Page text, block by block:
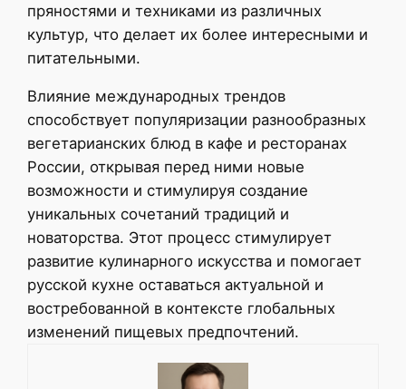
пряностями и техниками из различных
культур, что делает их более интересными и
питательными.
Влияние международных трендов
способствует популяризации разнообразных
вегетарианских блюд в кафе и ресторанах
России, открывая перед ними новые
возможности и стимулируя создание
уникальных сочетаний традиций и
новаторства. Этот процесс стимулирует
развитие кулинарного искусства и помогает
русской кухне оставаться актуальной и
востребованной в контексте глобальных
изменений пищевых предпочтений.